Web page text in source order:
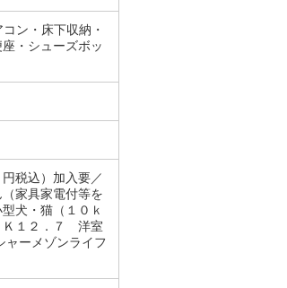
ン・床下収納・
・シューズボッ
税込）加入要／
家具家電付等を
犬・猫（１０ｋ
Ｋ１２．７ 洋室
ーメゾンライフ